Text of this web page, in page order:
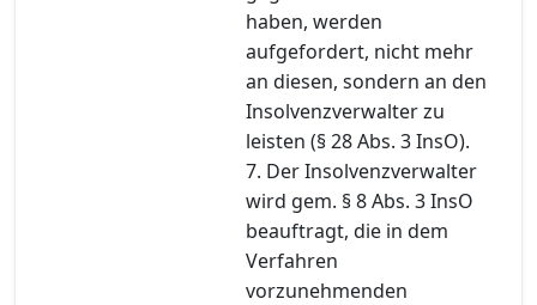
haben, werden
aufgefordert, nicht mehr
an diesen, sondern an den
Insolvenzverwalter zu
leisten (§ 28 Abs. 3 InsO).
7. Der Insolvenzverwalter
wird gem. § 8 Abs. 3 InsO
beauftragt, die in dem
Verfahren
vorzunehmenden